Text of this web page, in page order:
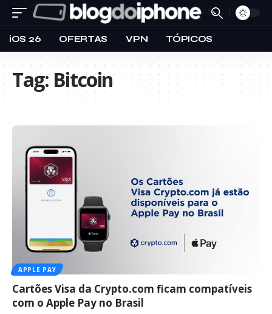
iOS 26 OFERTAS VPN TÓPICOS
Tag:Bitcoin
APPLE PAY
Cartões Visa da Crypto.com ficam compatíveis
com o Apple Pay no Brasil